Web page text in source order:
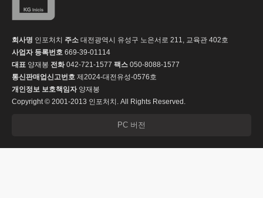
회사명 인포처치 주소 대전광역시 유성구 노은서로 211, 교육관 402호
사업자 등록번호 669-39-01114
대표 양재봉 전화042-721-1577 팩스 050-8088-1577
통신판매업신고번호 제2024-대전유성-0576호
개인정보 보호책임자양재봉
Copyright © 2001-2013 인포처치. All Rights Reserved.
PC 버전